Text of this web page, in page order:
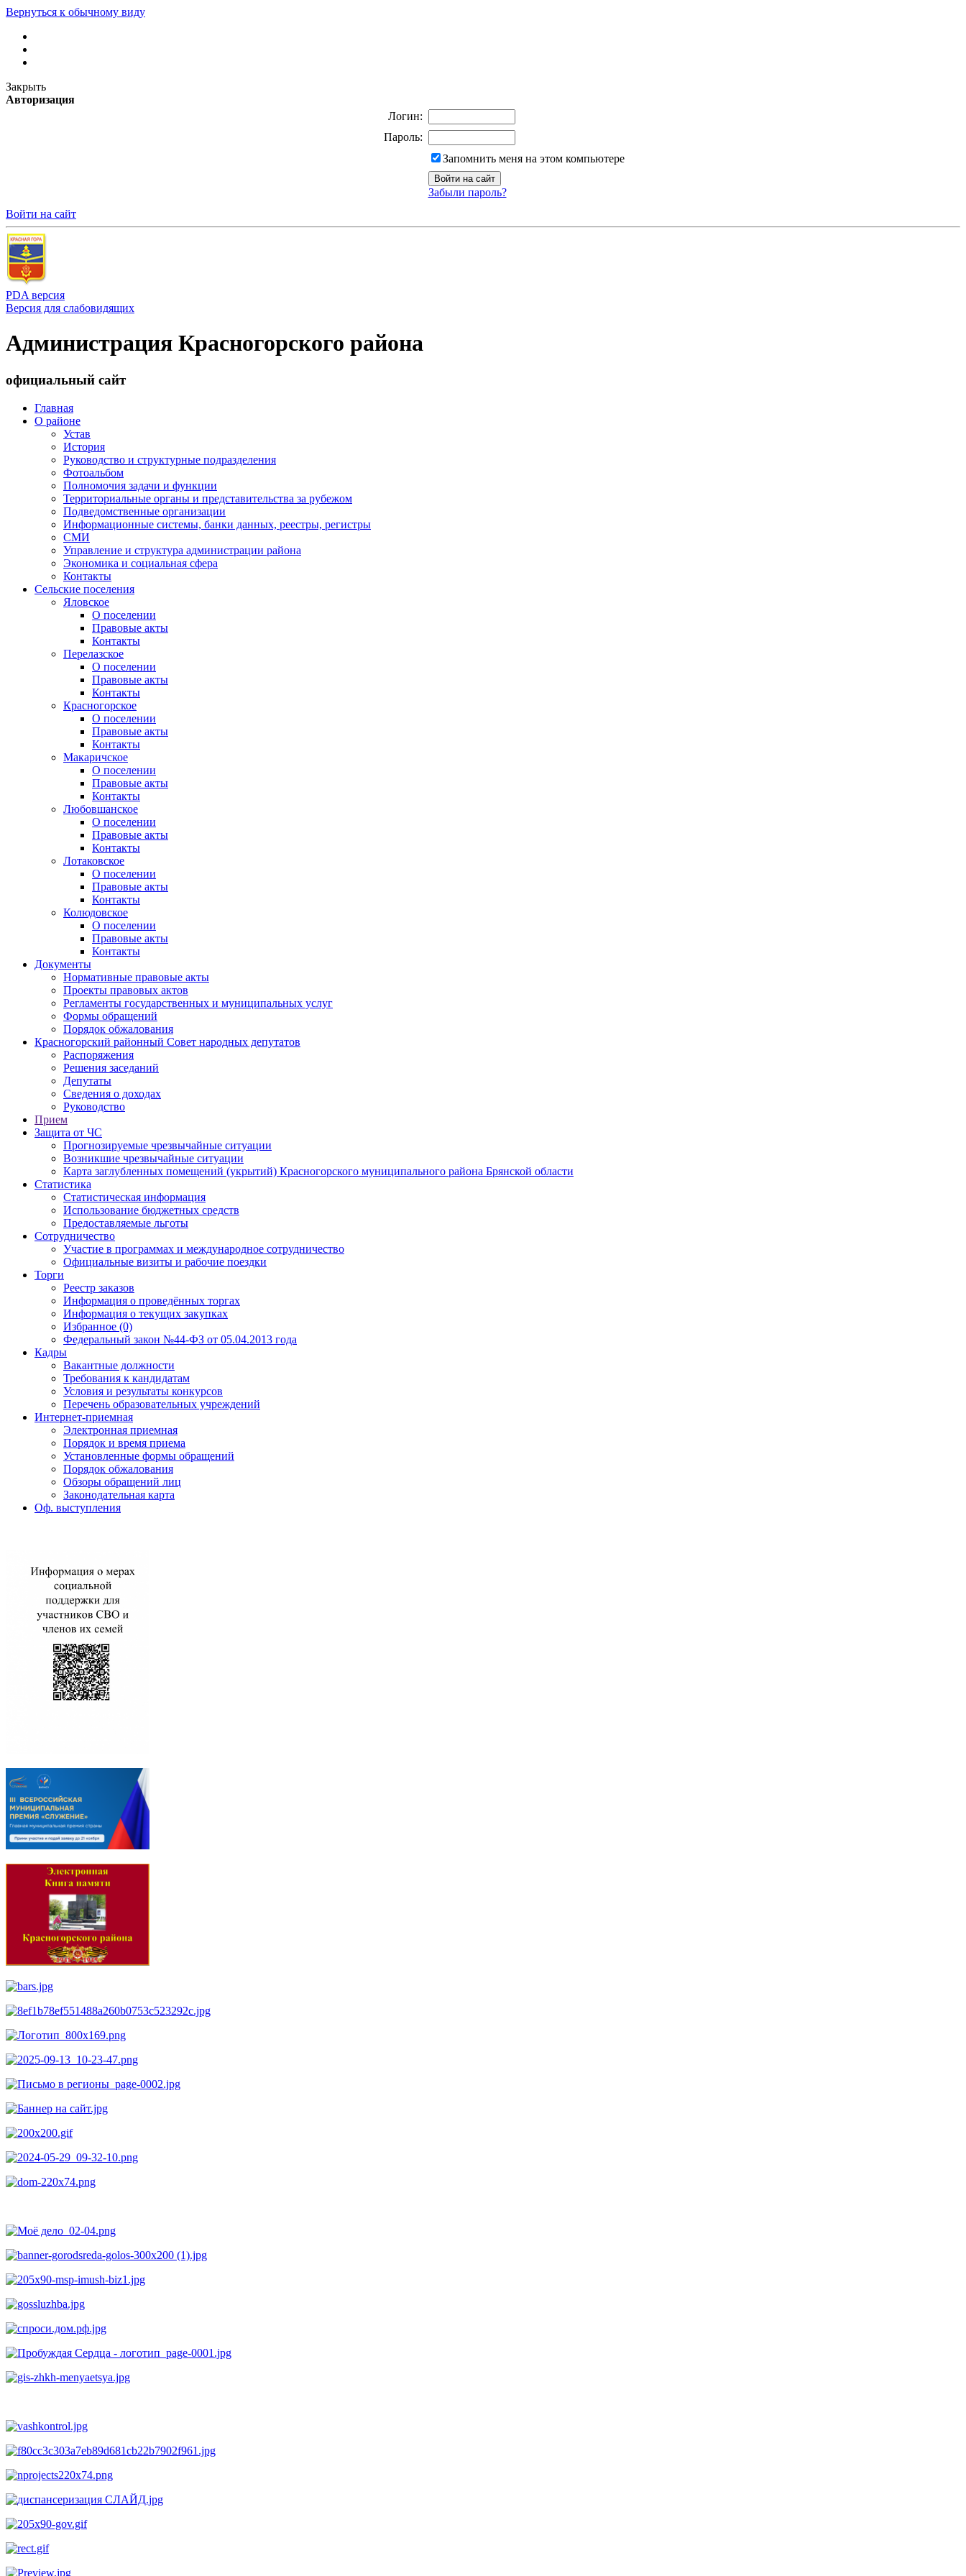
Вернуться к обычному виду
Закрыть
Авторизация
Логин:
Пароль:
Запомнить меня на этом компьютере
Забыли пароль?
Войти на сайт
PDA версия
Версия для слабовидящих
Администрация Красногорского района
официальный сайт
Главная
О районе
Устав
История
Руководство и структурные подразделения
Фотоальбом
Полномочия задачи и функции
Территориальные органы и представительства за рубежом
Подведомственные организации
Информационные системы, банки данных, реестры, регистры
СМИ
Управление и структура администрации района
Экономика и социальная сфера
Контакты
Сельские поселения
Яловское
О поселении
Правовые акты
Контакты
Перелазское
О поселении
Правовые акты
Контакты
Красногорское
О поселении
Правовые акты
Контакты
Макаричское
О поселении
Правовые акты
Контакты
Любовшанское
О поселении
Правовые акты
Контакты
Лотаковское
О поселении
Правовые акты
Контакты
Колюдовское
О поселении
Правовые акты
Контакты
Документы
Нормативные правовые акты
Проекты правовых актов
Регламенты государственных и муниципальных услуг
Формы обращений
Порядок обжалования
Красногорский районный Совет народных депутатов
Распоряжения
Решения заседаний
Депутаты
Сведения о доходах
Руководство
Прием
Защита от ЧС
Прогнозируемые чрезвычайные ситуации
Возникшие чрезвычайные ситуации
Карта заглубленных помещений (укрытий) Красногорского муниципального района Брянской области
Статистика
Статистическая информация
Использование бюджетных средств
Предоставляемые льготы
Сотрудничество
Участие в программах и международное сотрудничество
Официальные визиты и рабочие поездки
Торги
Реестр заказов
Информация о проведённых торгах
Информация о текущих закупках
Избранное (0)
Федеральный закон №44-ФЗ от 05.04.2013 года
Кадры
Вакантные должности
Требования к кандидатам
Условия и результаты конкурсов
Перечень образовательных учреждений
Интернет-приемная
Электронная приемная
Порядок и время приема
Установленные формы обращений
Порядок обжалования
Обзоры обращений лиц
Законодательная карта
Оф. выступления